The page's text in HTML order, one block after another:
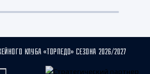
КЛУБА «ТОРПЕДО» СЕЗОНА 2026/2027